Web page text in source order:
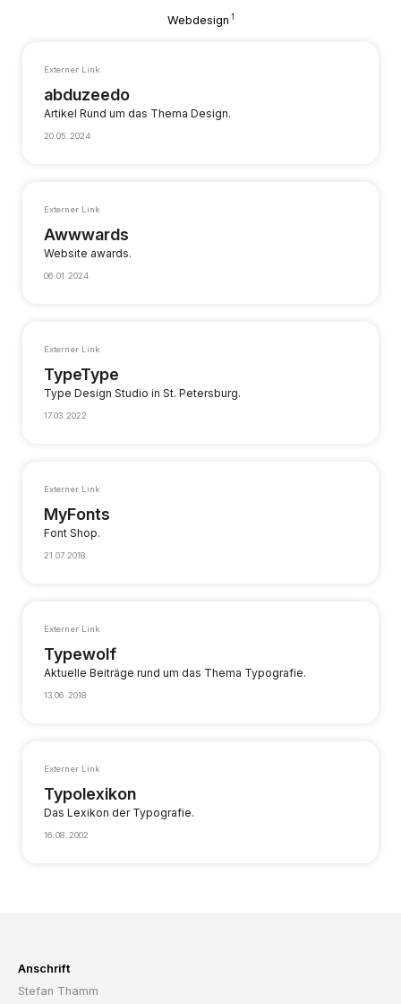
Webdesign 1
Externer Link
abduzeedo
Artikel Rund um das Thema Design.
20.05.2024
Externer Link
Awwwards
Website awards.
06.01.2024
Externer Link
TypeType
Type Design Studio in St. Petersburg.
17.03.2022
Externer Link
MyFonts
Font Shop.
21.07.2018
Externer Link
Typewolf
Aktuelle Beiträge rund um das Thema Typografie.
13.06.2018
Externer Link
Typolexikon
Das Lexikon der Typografie.
16.08.2002
Anschrift
Stefan Thamm